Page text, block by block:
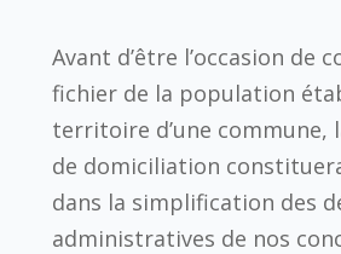
Avant d’être l’occasion de
fichier de la population
territoire d’une commune,
de domiciliation
dans la simplification des
administratives de nos